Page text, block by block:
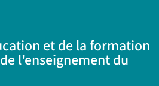
et de la formation
l'enseignement du